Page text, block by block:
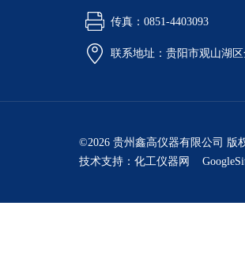
传真：0851-4403093
联系地址：贵阳市观山湖
©2026 贵州鑫高仪器有限公司 版
技术支持： 化工仪器网